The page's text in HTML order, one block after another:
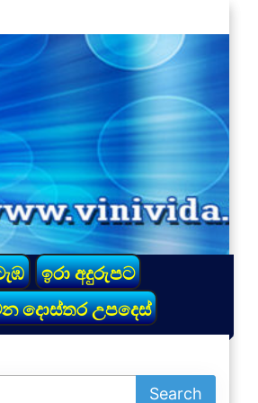
ඉරා අදුරුපට
දොස්තර උපදෙස්